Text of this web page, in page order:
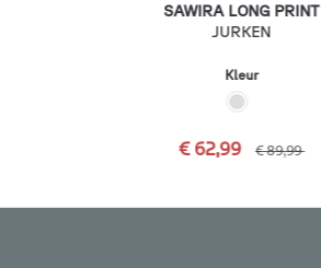
SAWIRA LONG PRINT
JURKEN
Kleur
€ 62,99 € 89,99